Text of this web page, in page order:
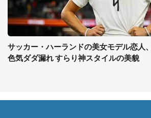
サッカー・ハーランドの美女モデル恋人
色気ダダ漏れ すらり神スタイルの美貌